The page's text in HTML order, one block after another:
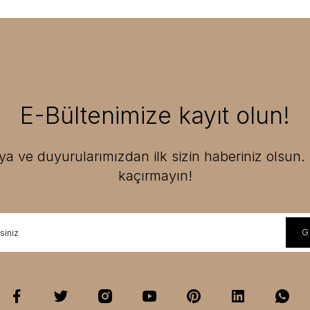
E-Bültenimize kayıt olun!
ve duyurularımızdan ilk sizin haberiniz olsun.
kaçırmayın!